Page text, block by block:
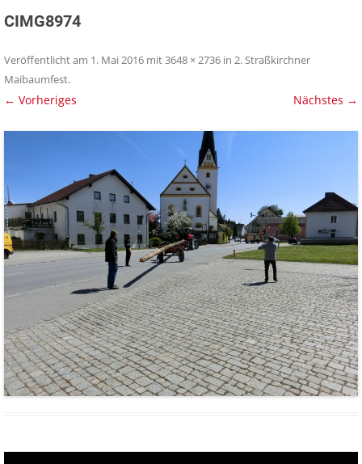
CIMG8974
Veröffentlicht am 1. Mai 2016 mit3648 × 2736 in 2. Straßkirchner
Maibaumfest.
← Vorheriges Nächstes →